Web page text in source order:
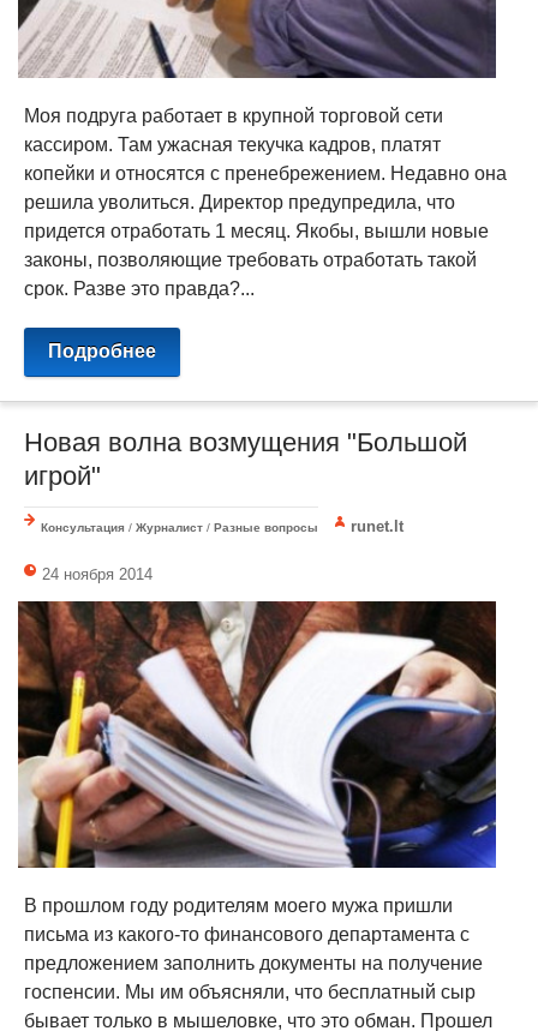
Моя подруга работает в крупной торговой сети
кассиром. Там ужасная текучка кадров, платят
копейки и относятся с пренебрежением. Недавно она
решила уволиться. Директор предупредила, что
придется отработать 1 месяц. Якобы, вышли новые
законы, позволяющие требовать отработать такой
срок. Разве это правда?...
Подробнее
Новая волна возмущения "Большой
игрой"
Консультация / Журналист / Разные вопросы runet.lt
24 ноября 2014
В прошлом году родителям моего мужа пришли
письма из какого-то финансового департамента с
предложением заполнить документы на получение
госпенсии. Мы им объясняли, что бесплатный сыр
бывает только в мышеловке, что это обман. Прошел